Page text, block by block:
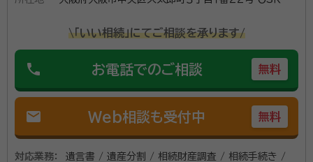
\「いい相続」にてご相談を承ります/
phone お電話でのご相談 無料
mail Web相談も受付中 無料
対応業務：
遺言書 / 遺産分割 / 相続財産調査 / 相続手続き /